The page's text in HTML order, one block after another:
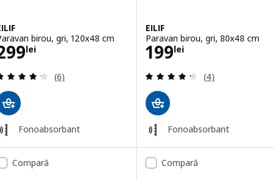
birou, gri, 120x48 cm
lei
299lei
Evaluare: 4.2 din 5 stele. Total recenzii:
(6)
Fonoabsorbant
EILIF
Paravan birou, gri, 80x48 cm
199lei
Preţ 199lei
Evaluare: 4.3
(4)
Fonoabsorbant
Compară Compară